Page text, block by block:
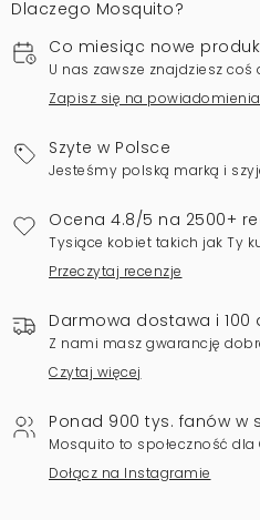
Dlaczego Mosquito?
Co miesiąc nowe
U nas zawsze znajdziesz coś
Zapisz się na powiadomienia
Szyte w Polsce
Jesteśmy polską marką i
Ocena 4.8/5 na 2500+
Tysiące kobiet takich jak Ty
Przeczytaj recenzje
Darmowa dostawa i 100
Z nami masz gwarancję
Czytaj więcej
Ponad 900 tys. fanów w
Mosquito to społeczność dla
Dołącz na Instagramie